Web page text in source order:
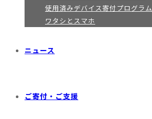
使用済みデバイス寄付プログラム
ワタシとスマホ
ニュース
ご寄付・ご支援